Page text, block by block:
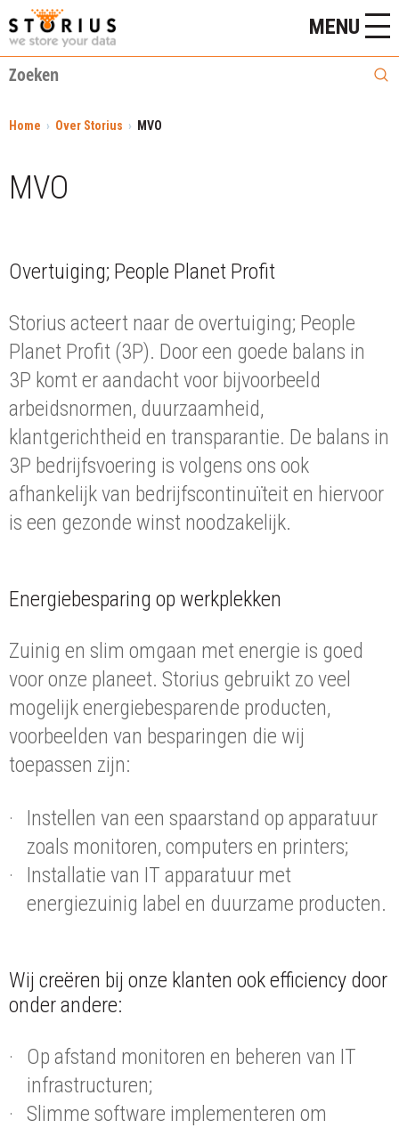
MENU
Home Over Storius MVO
MVO
Overtuiging; People Planet Profit
Storius acteert naar de overtuiging; People
Planet Profit (3P). Door een goede balans in
3P komt er aandacht voor bijvoorbeeld
arbeidsnormen, duurzaamheid,
klantgerichtheid en transparantie. De balans in
3P bedrijfsvoering is volgens ons ook
afhankelijk van bedrijfscontinuïteit en hiervoor
is een gezonde winst noodzakelijk.
Energiebesparing op werkplekken
Zuinig en slim omgaan met energie is goed
voor onze planeet. Storius gebruikt zo veel
mogelijk energiebesparende producten,
voorbeelden van besparingen die wij
toepassen zijn:
Instellen van een spaarstand op apparatuur
zoals monitoren, computers en printers;
Installatie van IT apparatuur met
energiezuinig label en duurzame producten.
Wij creëren bij onze klanten ook efficiency door
onder andere:
Op afstand monitoren en beheren van IT
infrastructuren;
Slimme software implementeren om